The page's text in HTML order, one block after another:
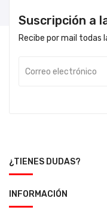
Suscripción a
Recibe por mail todas
¿TIENES DUDAS?
INFORMACIÓN